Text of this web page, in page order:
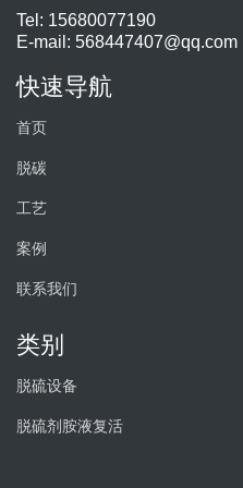
Tel: 15680077190
E-mail: 568447407@qq.com
快速导航
首页
脱碳
工艺
案例
联系我们
类别
脱硫设备
脱硫剂胺液复活